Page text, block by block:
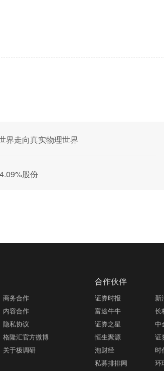
界走向真实物理世界
股份
商务合作
内容合作
隐私协议
格隆汇官方微博
关于极调研
合作伙伴
证券时报 新
富途牛牛
长
证券之星
中
恒生聚源
证
泡财经
时
私募排排网
环